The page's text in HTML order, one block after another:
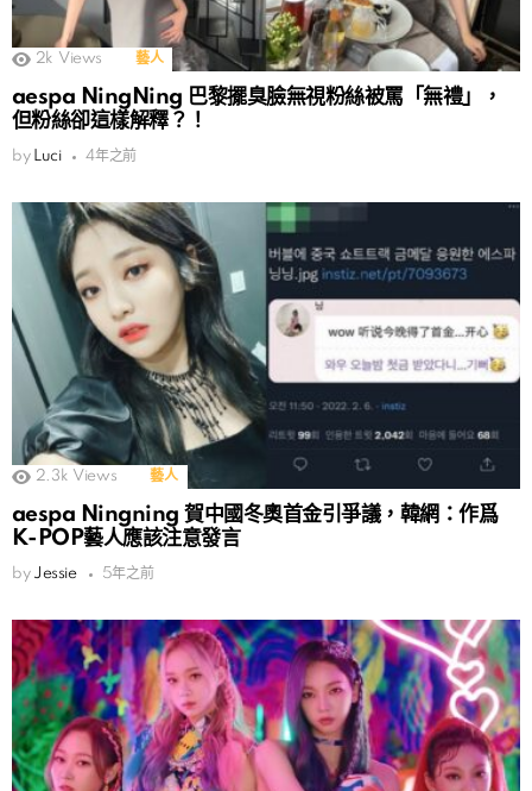
2k Views 藝人
aespa NingNing 巴黎擺臭臉無視粉絲被罵「無禮」，
但粉絲卻這樣解釋？！
by Luci 4年之前
2.3k Views 藝人
aespa Ningning 賀中國冬奧首金引爭議，韓網：作爲
K-POP藝人應該注意發言
by Jessie 5年之前